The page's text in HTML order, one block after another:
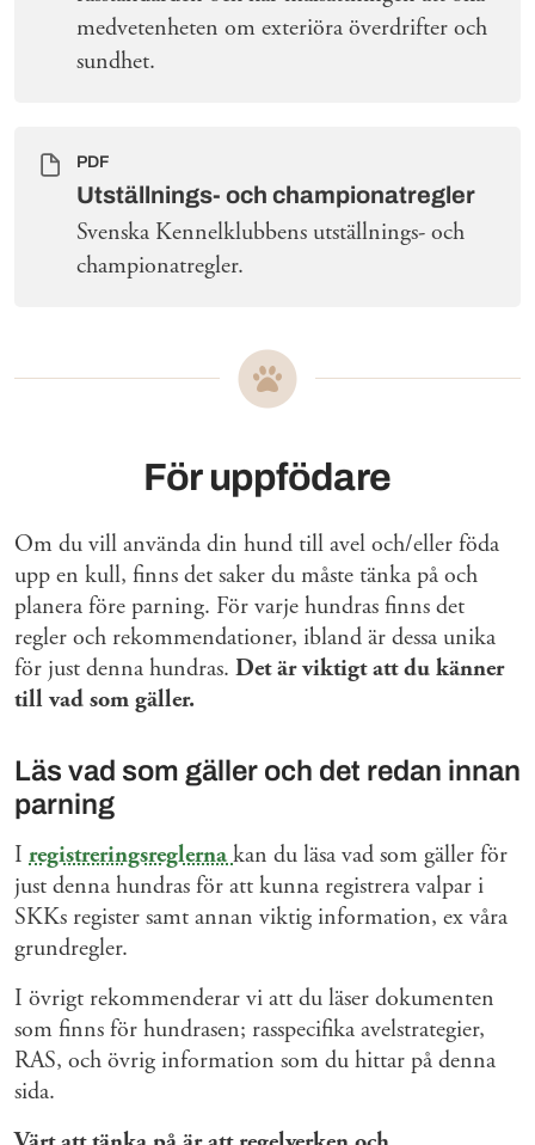
medvetenheten om exteriöra överdrifter och
sundhet.
PDF
Utställnings- och championatregler
Svenska Kennelklubbens utställnings- och
championatregler.
För uppfödare
Om du vill använda din hund till avel och/eller föda
upp en kull, finns det saker du måste tänka på och
planera före parning. För varje hundras finns det
regler och rekommendationer, ibland är dessa unika
för just denna hundras. Det är viktigt att du känner
till vad som gäller.
Läs vad som gäller och det redan innan
parning
I registreringsreglernakan du läsa vad som gäller för
just denna hundras för att kunna registrera valpar i
SKKs register samt annan viktig information, ex våra
grundregler.
I övrigt rekommenderar vi att du läser dokumenten
som finns för hundrasen; rasspecifika avelstrategier,
RAS, och övrig information som du hittar på denna
sida.